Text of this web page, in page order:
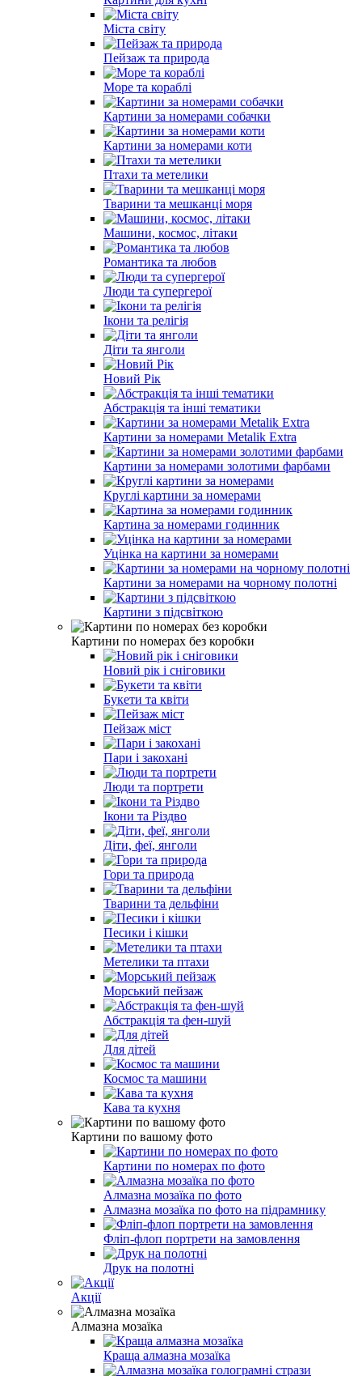
Міста світу
Пейзаж та природа
Море та кораблі
Картини за номерами собачки
Картини за номерами коти
Птахи та метелики
Тварини та мешканці моря
Машини, космос, літаки
Романтика та любов
Люди та супергерої
Ікони та релігія
Діти та янголи
Новий Рік
Абстракція та інші тематики
Картини за номерами Metalik Extra
Картини за номерами золотими фарбами
Круглі картини за номерами
Картина за номерами годинник
Уцінка на картини за номерами
Картини за номерами на чорному полотні
Картини з підсвіткою
Картини по номерах без коробки
Новий рік і сніговики
Букети та квіти
Пейзаж міст
Пари і закохані
Люди та портрети
Ікони та Різдво
Діти, феї, янголи
Гори та природа
Тварини та дельфіни
Песики і кішки
Метелики та птахи
Морський пейзаж
Абстракція та фен-шуй
Для дітей
Космос та машини
Кава та кухня
Картини по вашому фото
Картини по номерах по фото
Алмазна мозаїка по фото
Алмазна мозаїка по фото на підрамнику
Фліп-флоп портрети на замовлення
Друк на полотні
Акції
Алмазна мозаїка
Краща алмазна мозаїка